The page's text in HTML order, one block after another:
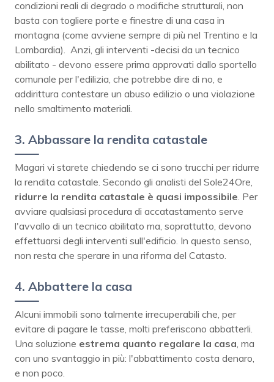
condizioni reali di degrado o modifiche strutturali, non
basta con togliere porte e finestre di una casa in
montagna (come avviene sempre di più nel Trentino e la
Lombardia). Anzi, gli interventi -decisi da un tecnico
abilitato - devono essere prima approvati dallo sportello
comunale per l'edilizia, che potrebbe dire di no, e
addirittura contestare un abuso edilizio o una violazione
nello smaltimento materiali.
3. Abbassare la rendita catastale
Magari vi starete chiedendo se ci sono trucchi per ridurre
la rendita catastale. Secondo gli analisti del Sole24Ore,
ridurre la rendita catastale è quasi impossibile . Per
avviare qualsiasi procedura di accatastamento serve
l'avvallo di un tecnico abilitato ma, soprattutto, devono
effettuarsi degli interventi sull'edificio. In questo senso,
non resta che sperare in una riforma del Catasto.
4. Abbattere la casa
Alcuni immobili sono talmente irrecuperabili che, per
evitare di pagare le tasse, molti preferiscono abbatterli.
Una soluzione estrema quanto regalare la casa , ma
con uno svantaggio in più: l'abbattimento costa denaro,
e non poco.